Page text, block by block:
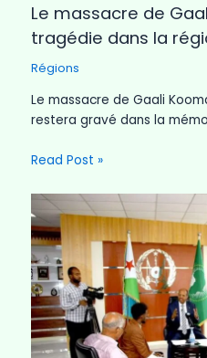
Le massacre de
tragédie dans la
Régions
Le massacre de Gaali
restera gravé dans la
Read Post »